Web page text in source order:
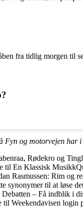
fra tidlig morgen til
og motorvejen har i
Rødekro og
til En Klassisk
Rasmussen: Rim og
synonymer til at løse
– Få indblik i
til Weekendavisen login